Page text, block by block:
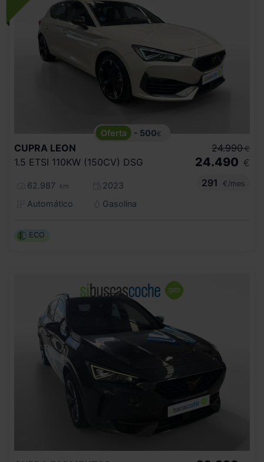
- 500€
CUPRA LEON
1.5 ETSI 110KW (150CV) DSG
62.987 km
2023
Automático
Gasolina
24.990 €
24.490 €
291
€/mes
ECO